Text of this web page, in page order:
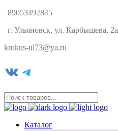
89053492845
г. Ульяновск, ул. Карбышева, 2а
krokus-ul73@ya.ru
VK Telegram
Каталог